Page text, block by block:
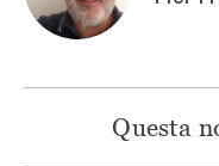
Questa